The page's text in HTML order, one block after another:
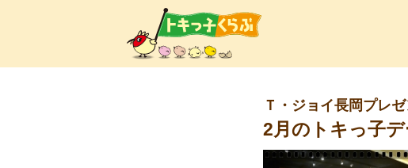
Ｔ・ジョイ長岡プレ
2月のトキっ子